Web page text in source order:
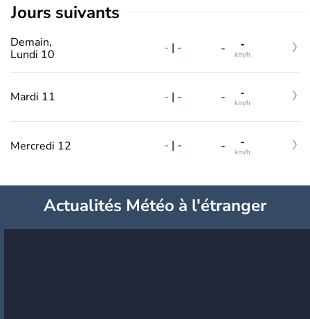
jours suivants
Demain,
Lundi 10
- | - - -
km/h
Mardi 11 - | - - -
km/h
Mercredi 12 - | - - -
km/h
Actualités Météo à l'étranger